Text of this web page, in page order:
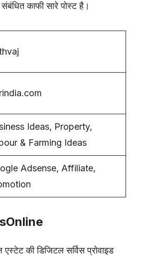
काफी सारे पोस्ट है।
Ideas, Property,
& Farming Ideas
Adsense, Affiliate,
की डिजिटल सर्विस प्रोवाइड